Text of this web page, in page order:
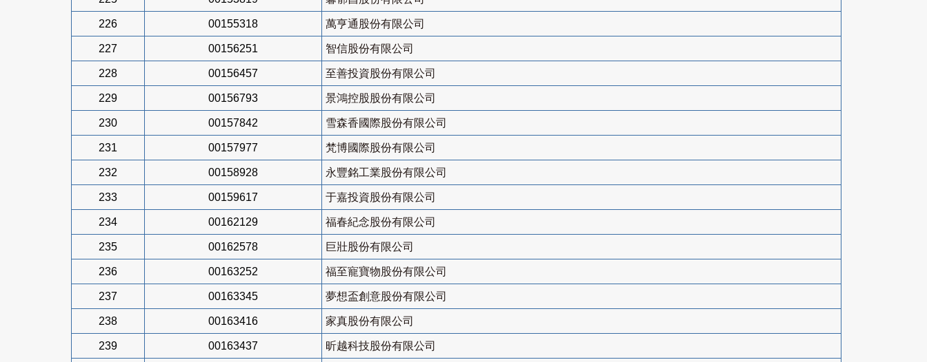
226 00155318 萬亨通股份有限公司
227 00156251 智信股份有限公司
228 00156457 至善投資股份有限公司
229 00156793 景鴻控股股份有限公司
230 00157842 雪森香國際股份有限公司
231 00157977 梵博國際股份有限公司
232 00158928 永豐銘工業股份有限公司
233 00159617 于嘉投資股份有限公司
234 00162129 福春紀念股份有限公司
235 00162578 巨壯股份有限公司
236 00163252 福至寵寶物股份有限公司
237 00163345 夢想盃創意股份有限公司
238 00163416 家真股份有限公司
239 00163437 昕越科技股份有限公司